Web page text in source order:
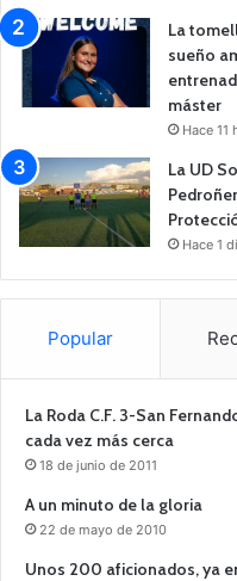
La
sueño
máster
Hace 11
La UD
Hace 1
Popular
La Roda C.F. 3-San
cada vez más cerca
18 de junio de 2011
A un minuto de la gloria
22 de mayo de 2010
Unos 200 aficionados, ya